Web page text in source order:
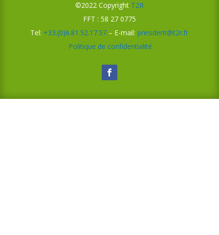
©2022 Copyright T2R
FFT : 58 27 0775
Tel: +33.(0)6.81.52.17.57 – E-mail:president@t2r.fr
Politique de confidentialité